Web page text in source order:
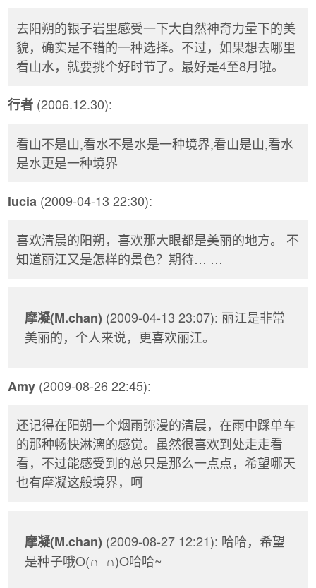
去阳朔的银子岩里感受一下大自然神奇力量下的美
貌，确实是不错的一种选择。不过，如果想去哪里
看山水，就要挑个好时节了。最好是4至8月啦。
行者 (2006.12.30):
看山不是山,看水不是水是一种境界,看山是山,看水
是水更是一种境界
lucia (2009-04-13 22:30):
喜欢清晨的阳朔，喜欢那大眼都是美丽的地方。 不
知道丽江又是怎样的景色？期待… …
摩凝(M.chan) (2009-04-13 23:07): 丽江是非常
美丽的，个人来说，更喜欢丽江。
Amy (2009-08-26 22:45):
还记得在阳朔一个烟雨弥漫的清晨，在雨中踩单车
的那种畅快淋漓的感觉。虽然很喜欢到处走走看
看，不过能感受到的总只是那么一点点，希望哪天
也有摩凝这般境界，呵
摩凝(M.chan) (2009-08-27 12:21): 哈哈，希望
是种子哦O(∩_∩)O哈哈~